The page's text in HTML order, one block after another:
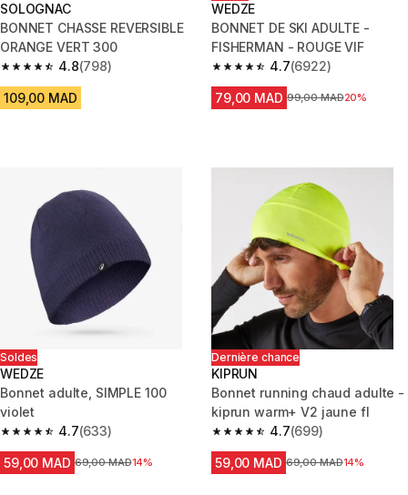
SOLOGNAC
BONNET CHASSE REVERSIBLE
ORANGE VERT 300
4.8
4.8 out of 5 stars from 798 reviews
(798)
109,00 MAD
WEDZE
BONNET DE SKI ADULTE -
FISHERMAN - ROUGE VIF
4.7
4.7 out of 5 stars from 6922
(6922)
79,00 MAD Prix avant la réduction
99,00 MAD20%
Soldes
WEDZE
Bonnet adulte, SIMPLE 100
violet
4.7
4.7 out of 5 stars from 633 reviews
(633)
59,00 MAD Prix avant la réduction
69,00 MAD14%
Dernière chance
KIPRUN
Bonnet running chaud adulte -
kiprun warm+ V2 jaune fl
4.7
4.7 out of 5 stars from 699
(699)
59,00 MAD Prix avant la réduction
69,00 MAD14%